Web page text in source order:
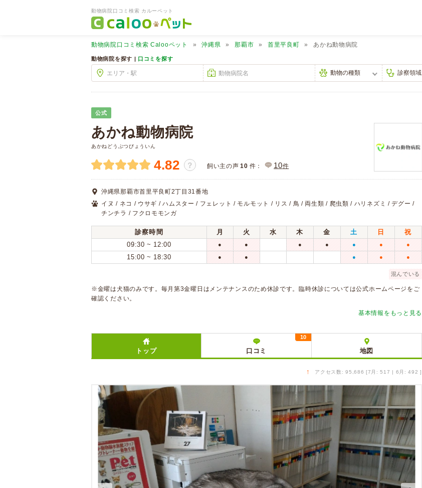
動物病院口コミ検索 カルーペット
動物病院口コミ検索 Calooペット 沖縄県 那覇市 首里平良町 あかね動物病院
動物病院を探す | 口コミを探す
公式
あかね動物病院
あかねどうぶつびょういん
4.82 ？ 飼い主の声 10 件： 10件
沖縄県那覇市首里平良町2丁目31番地
イヌ / ネコ / ウサギ / ハムスター / フェレット / モルモット / リス / 鳥 / 両生類 / 爬虫類 / ハリネズミ / デグー /
チンチラ / フクロモモンガ
診察時間 月 火 水 木 金 土 日
祝
09:30 ~ 12:00
● ● ● ● ● ● ●
15:00 ~ 18:30 ● ● ● ● ●
混んでいる
※金曜は犬猫のみです。毎月第3金曜日はメンテナンスのため休診です。臨時休診については公式ホームページをご
確認ください。
基本情報をもっと見る
トップ 口コミ
10
地図
↑ アクセス数: 95,686 [7月: 517 | 6月: 492 ]